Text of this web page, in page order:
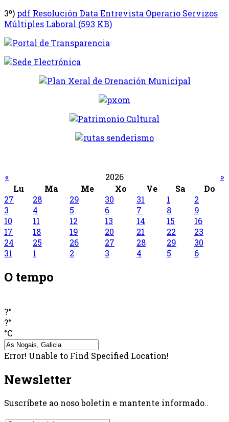
3º) pdf Resolución Data Entrevista Operario Servizos
Múltiples Laboral (593 KB)
« 2026
»
Lu
Ma Me Xo Ve Sa
Do
27
28 29 30 31 1
2
3
4 5 6 7 8
9
10
11 12 13 14 15
16
17
18 19 20 21 22
23
24
25 26 27 28 29
30
31
1 2 3 4 5 6
O tempo
?°
?°
°C
Error! Unable to Find Specified Location!
Newsletter
Suscríbete ao noso boletín e mantente informado..